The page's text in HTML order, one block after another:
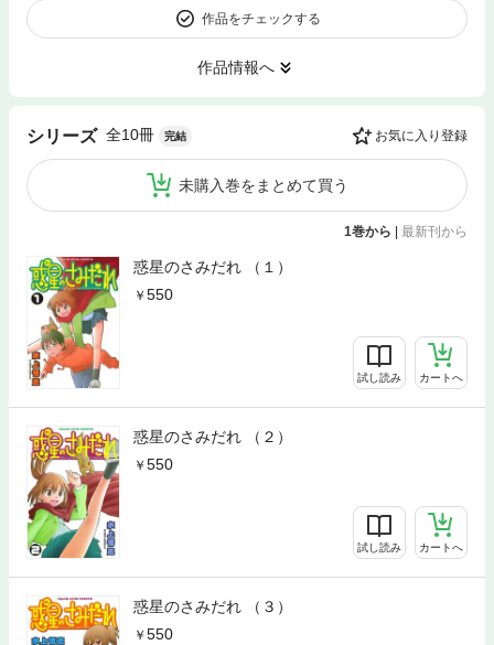
作品をチェックする
作品情報へ
シリーズ 全10冊 完結 お気に入り登録
未購入巻をまとめて買う
1巻から | 最新刊から
惑星のさみだれ （１）
550
試し読み カートへ
惑星のさみだれ （２）
550
試し読み カートへ
惑星のさみだれ （３）
550